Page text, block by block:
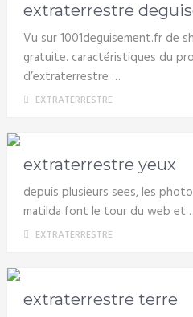
extraterrestre
Vu sur 1001deguisement.fr de
gratuite. caractéristiques du
d’extraterrestre …
EXTRATERRESTRE
extraterrestre yeux
depuis plusieurs sees, les
matilda font le tour du web et
EXTRATERRESTRE
extraterrestre terre